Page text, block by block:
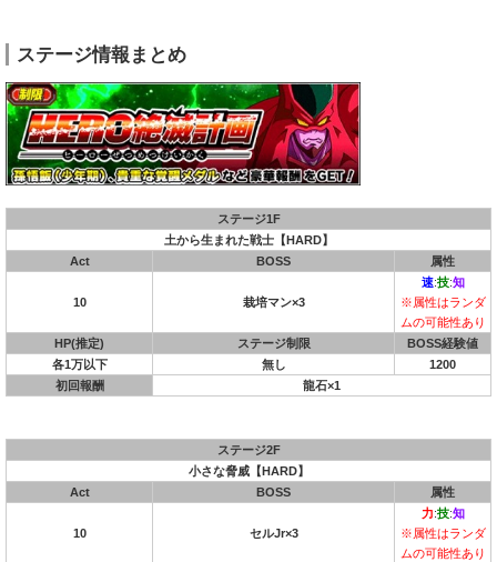
ステージ情報まとめ
ステージ1F
土から生まれた戦士【HARD】
Act
BOSS 属性
10 栽培マン×3
速:技:知
※属性はランダ
ムの可能性あり
HP(推定)
ステージ制限
BOSS経験値
各1万以下
無し
1200
初回報酬
龍石×1
ステージ2F
小さな脅威【HARD】
Act
BOSS 属性
10 セルJr×3
力:技:知
※属性はランダ
ムの可能性あり